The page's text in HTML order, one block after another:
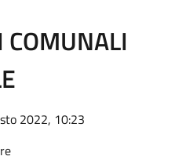
COMUNALI
2022, 10:23